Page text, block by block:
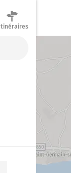
Itinéraires